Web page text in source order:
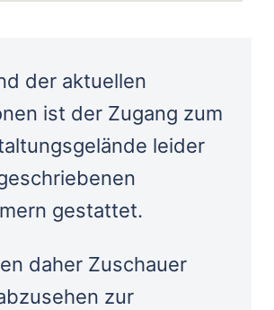
der aktuellen
ist der Zugang zum
leider
gestattet.
daher Zuschauer
zur